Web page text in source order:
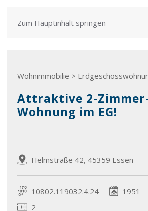
Zum Hauptinhalt springen
Wohnimmobilie >
Attraktive 2-
Wohnung im EG!
Helmstraße 42, 45359 Essen
10802.119032.4.24 1951
2